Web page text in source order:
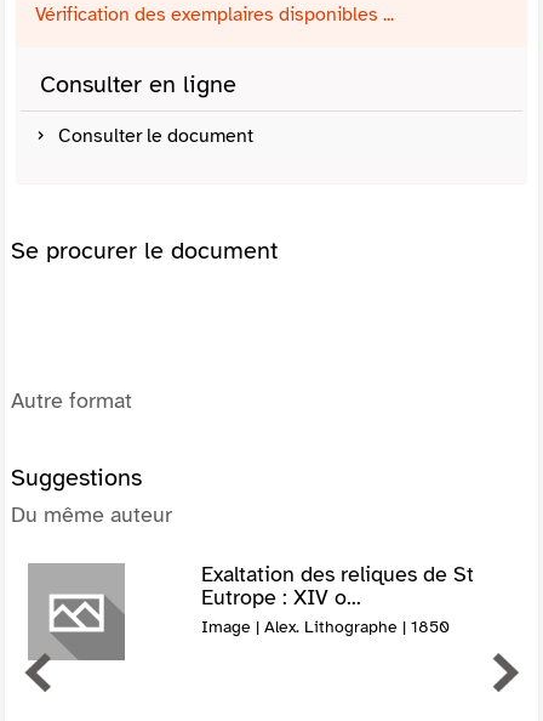
Vérification des exemplaires disponibles ...
Consulter en ligne
Consulter le document
Se procurer le document
Autre format
Suggestions
Du même auteur
Exaltation des reliques de St
Eutrope : XIV o...
Image | Alex. Lithographe | 1850